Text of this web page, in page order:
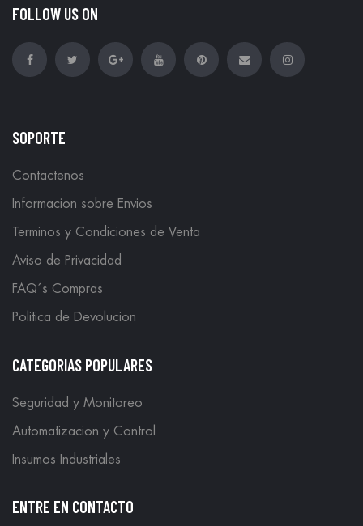
FOLLOW US ON
SOPORTE
Contactenos
Informacion sobre Envios
Terminos y Condiciones de Venta
Aviso de Privacidad
FAQ´s Compras
Politica de Devolucion
CATEGORIAS POPULARES
Seguridad y Monitoreo
Automatizacion y Control
Insumos Industriales
ENTRE EN CONTACTO